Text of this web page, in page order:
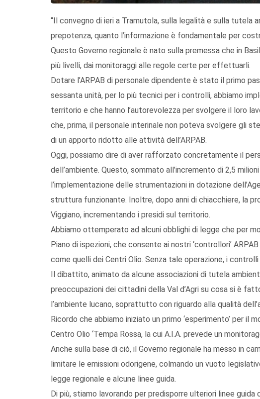
“Il convegno di ieri a Tramutola, sulla legalità e sulla tutela
prepotenza, quanto l’informazione è fondamentale per
Questo Governo regionale è nato sulla premessa che in
più livelli, dai monitoraggi alle regole certe per effettuarli.
Dotare l’ARPAB di personale dipendente è stato il primo
sessanta unità, per lo più tecnici per i controlli, abbiamo
territorio e che hanno l’autorevolezza per svolgere il loro
che, prima, il personale interinale non poteva svolgere gli
di un apporto ridotto alle attività dell’ARPAB.
Oggi, possiamo dire di aver rafforzato concretamente il
dell’ambiente. Questo, sommato all’incremento di 2,5
l’implementazione delle strumentazioni in dotazione
struttura funzionante. Inoltre, dopo anni di chiacchiere, la
Viggiano, incrementando i presidi sul territorio.
Abbiamo ottemperato ad alcuni obblighi di legge che per
Piano di ispezioni, che consente ai nostri ‘controllori’
come quelli dei Centri Olio. Senza tale operazione, i
Il dibattito, animato da alcune associazioni di tutela
preoccupazioni dei cittadini della Val d’Agri su cosa si è
l’ambiente lucano, soprattutto con riguardo alla qualità
Ricordo che abbiamo iniziato un primo ‘esperimento’ per il
Centro Olio ‘Tempa Rossa, la cui A.I.A. prevede un
Anche sulla base di ciò, il Governo regionale ha messo in
limitare le emissioni odorigene, colmando un vuoto
legge regionale e alcune linee guida.
Di più, stiamo lavorando per predisporre ulteriori linee